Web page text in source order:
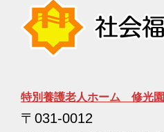
特別養護老人ホーム 修光園
〒031-0012